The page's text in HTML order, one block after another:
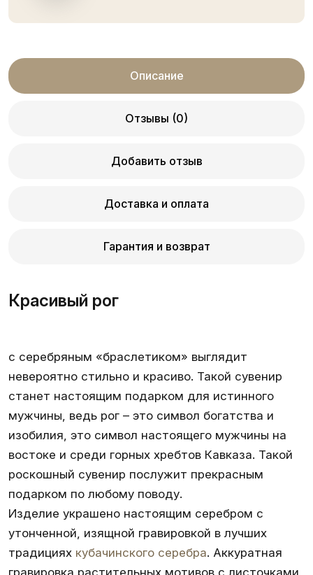
Описание
Отзывы (0)
Добавить отзыв
Доставка и оплата
Гарантия и возврат
Красивый рог
с серебряным «браслетиком» выглядит
невероятно стильно и красиво. Такой сувенир
станет настоящим подарком для истинного
мужчины, ведь рог – это символ богатства и
изобилия, это символ настоящего мужчины на
востоке и среди горных хребтов Кавказа. Такой
роскошный сувенир послужит прекрасным
подарком по любому поводу.
Изделие украшено настоящим серебром с
утонченной, изящной гравировкой в лучших
традициях кубачинского серебра. Аккуратная
гравировка растительных мотивов с листочками